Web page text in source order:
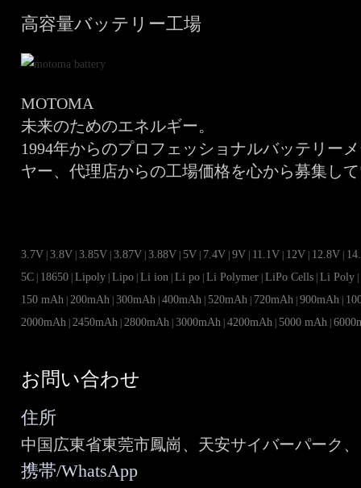
高容量バッテリー工場
MOTOMA
未来のためのエネルギー。
1994年からのプロフェッショナルバッテリー
ヤー、代理店からの工場価格を心から募集し
3.7V |3.8V |3.85V |3.87V |3.88V 5V 7.4V |9V 11.1V 12V 12.8V
5C 18650 |Lipoly |Lipo |Li ion |Li po |Li Polymer |LiPo Cells |Li Poly
150 mAh |200mAh |300mAh |400mAh 520mAh 720mAh |900mAh
2000mAh |2450mAh |2800mAh |3000mAh |4200mAh 5000 mAh |
お問い合わせ
住所
中国広東省東莞市鳳崗、天安サイバーパーク
携帯/WhatsApp